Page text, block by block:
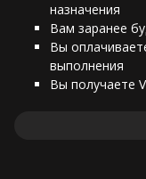
назначения
Вам заранее
Вы
выполнения
Вы получаете